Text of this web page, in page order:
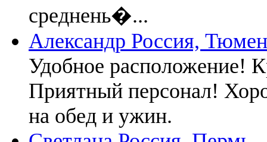
среднень�...
Александр Россия,
Удобное расположение!
Приятный персонал!
на обед и ужин.